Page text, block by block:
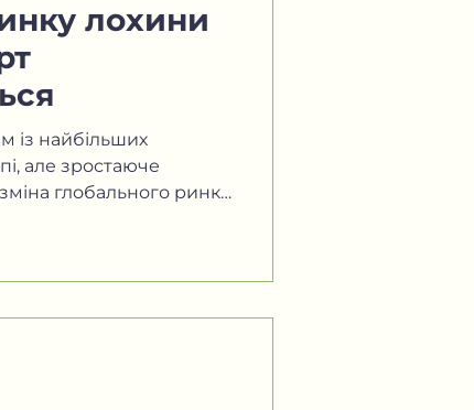
лохини
із найбільших
але зростаюче
глобального ринку